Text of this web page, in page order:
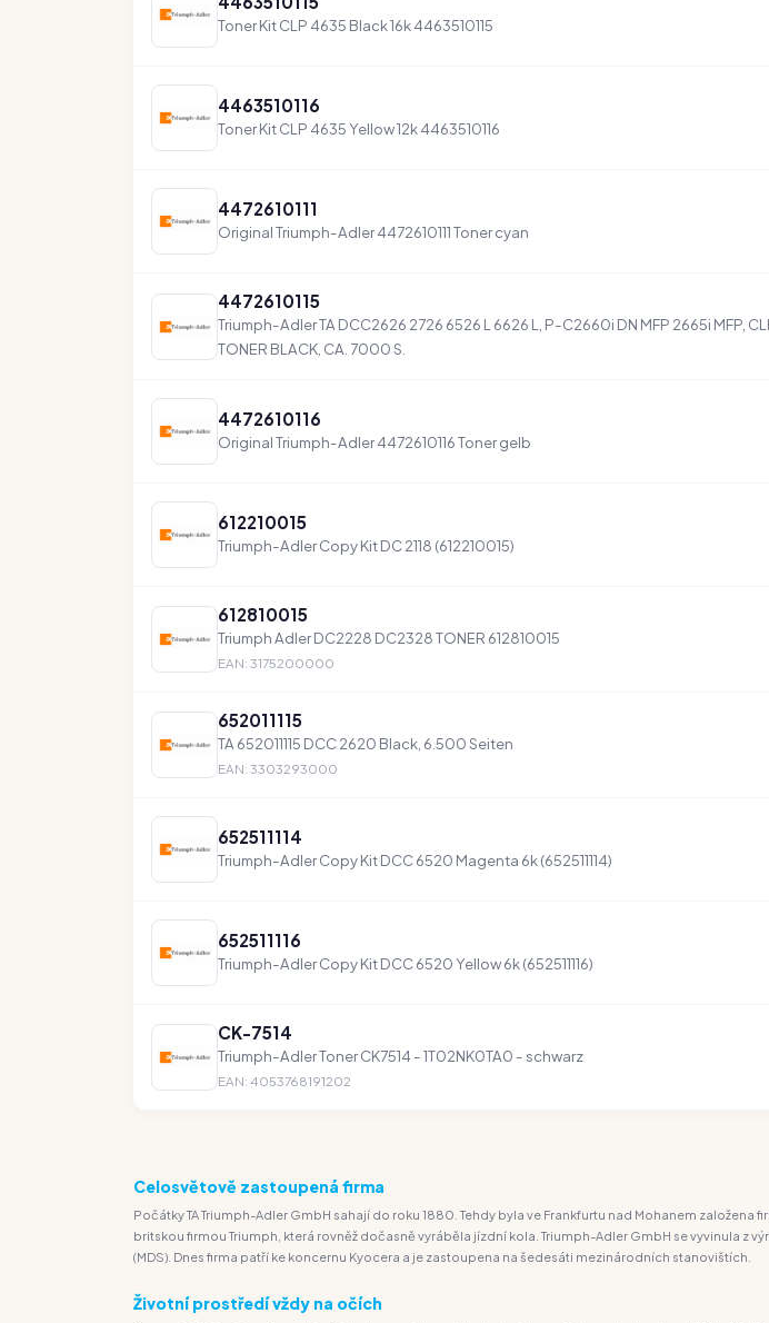
Toner Kit CLP 4635 Black 16k 4463510115
4463510116
Toner Kit CLP 4635 Yellow 12k 4463510116
4472610111
Original Triumph-Adler 4472610111 Toner cyan
4472610115
Triumph-Adler TA DCC2626 2726 6526 L 6626 L, P-C2660i DN MFP 2665i MFP,
TONER BLACK, CA. 7000 S.
4472610116
Original Triumph-Adler 4472610116 Toner gelb
612210015
Triumph-Adler Copy Kit DC 2118 (612210015)
612810015
Triumph Adler DC2228 DC2328 TONER 612810015
EAN: 3175200000
652011115
TA 652011115 DCC 2620 Black, 6.500 Seiten
EAN: 3303293000
652511114
Triumph-Adler Copy Kit DCC 6520 Magenta 6k (652511114)
652511116
Triumph-Adler Copy Kit DCC 6520 Yellow 6k (652511116)
CK-7514
Triumph-Adler Toner CK7514 - 1T02NK0TA0 - schwarz
EAN: 4053768191202
Celosvětově zastoupená firma
Počátky TA Triumph-Adler GmbH sahají do roku 1880. Tehdy byla ve Frankfurtu nad Mohanem
britskou firmou Triumph, která rovněž dočasně vyráběla jízdní kola. Triumph-Adler GmbH se vyvinula
(MDS). Dnes firma patří ke koncernu Kyocera a je zastoupena na šedesáti mezinárodních stanovištích.
Životní prostředí vždy na očích